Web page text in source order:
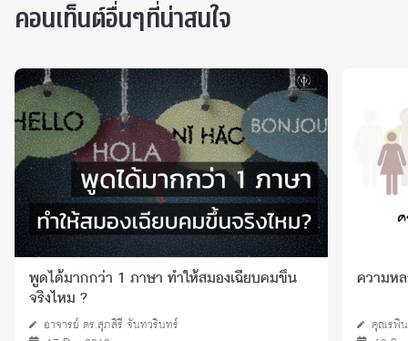
คอนเท็นต์อื่นๆที่น่าสนใจ
พูดได้มากกว่า 1 ภาษา ทำให้สมองเฉียบคมขึ้น
จริงไหม ?
อาจารย์ ดร.สุภสิรี จันทวรินทร์
ความห
คุณรพิ